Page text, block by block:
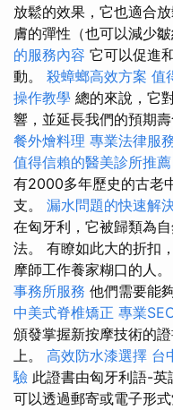
放鬆的效果，它也適合
膚的彈性（也可以減少皺
的服務內容 它可以促進
動。 殺蟑螂高效方案 值
操作教學 總的來說，它
響，並延長我們的預期壽
餐外燴料理 專業法律服
值得信賴的醫美診所推薦
有2000多年歷史的古老
支。 漏水問題的快速解
在匈牙利，它被歸類為
法。 有瞭如此大的折扣
摩師工作養家糊口的人。
事務所服務 他們需要能
中美式脊椎矯正 專業
頒發掌握新按摩技術的
上。 高效防水漆選擇 台
驗 此證書由匈牙利語-
可以透過郵寄或電子形式